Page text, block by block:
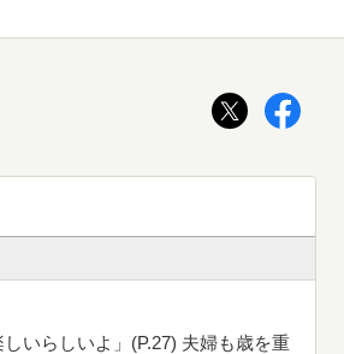
いらしいよ」(P.27) 夫婦も歳を重